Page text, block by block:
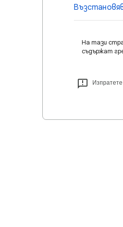
На тази
съдържат